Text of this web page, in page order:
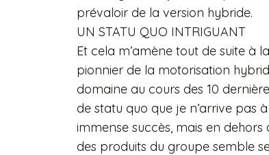
prévaloir de la version hybride.
UN STATU QUO INTRIGUANT
Et cela m’amène tout de suite à
pionnier de la motorisation
domaine au cours des 10
de statu quo que je n’arrive pas
immense succès, mais en
des produits du groupe semble